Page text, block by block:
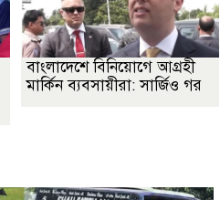
বাংলাদেশে বিনিয়োগে আগ্রহী
মার্কিন ব্যবসায়ীরা: সার্জিও গর